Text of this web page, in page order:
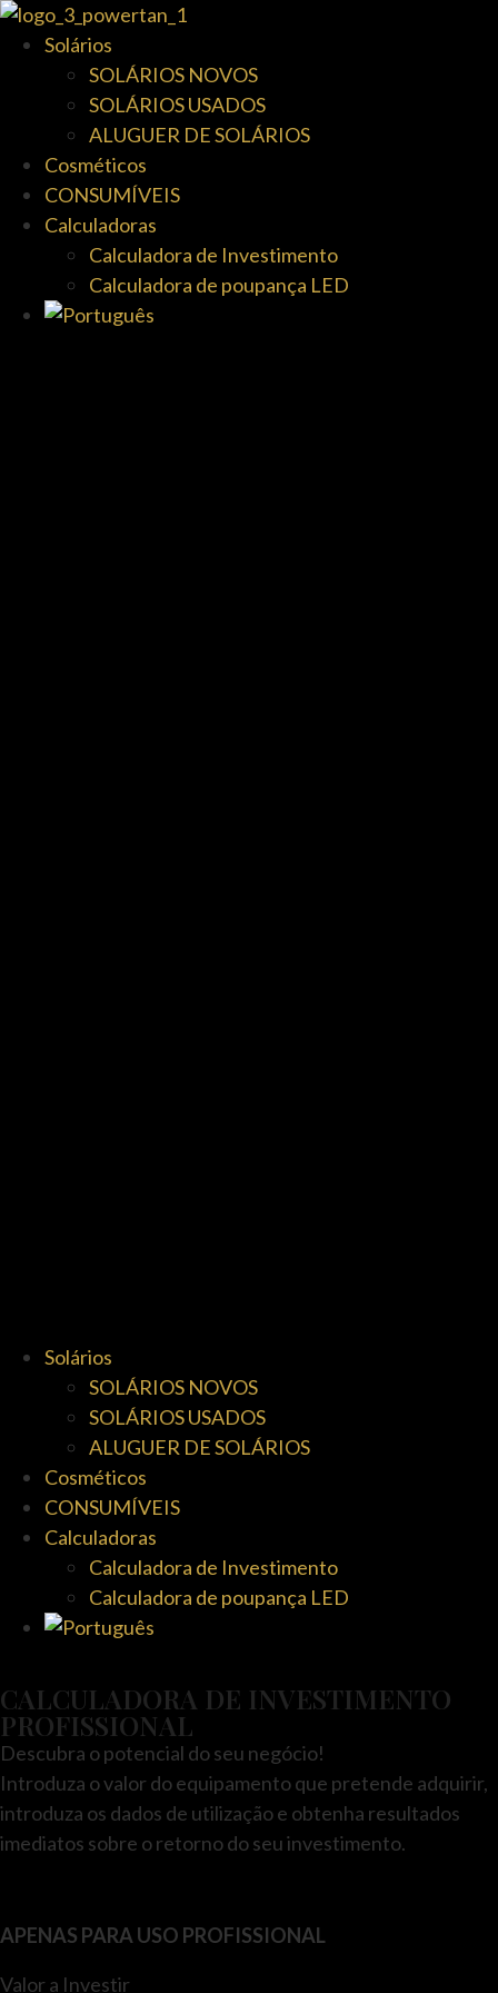
Solários
SOLÁRIOS NOVOS
SOLÁRIOS USADOS
ALUGUER DE SOLÁRIOS
Cosméticos
CONSUMÍVEIS
Calculadoras
Calculadora de Investimento
Calculadora de poupança LED
Solários
SOLÁRIOS NOVOS
SOLÁRIOS USADOS
ALUGUER DE SOLÁRIOS
Cosméticos
CONSUMÍVEIS
Calculadoras
Calculadora de Investimento
Calculadora de poupança LED
CALCULADORA DE INVESTIMENTO
PROFISSIONAL
Descubra o potencial do seu negócio!
Introduza o valor do equipamento que pretende adquirir,
introduza os dados de utilização e obtenha resultados
imediatos sobre o retorno do seu investimento.
APENAS PARA USO PROFISSIONAL
Valor a Investir